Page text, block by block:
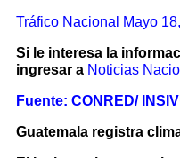
Tráfico Nacional Mayo
Si le interesa la
ingresar a Noticias
Fuente: CONRED/
Guatemala registra